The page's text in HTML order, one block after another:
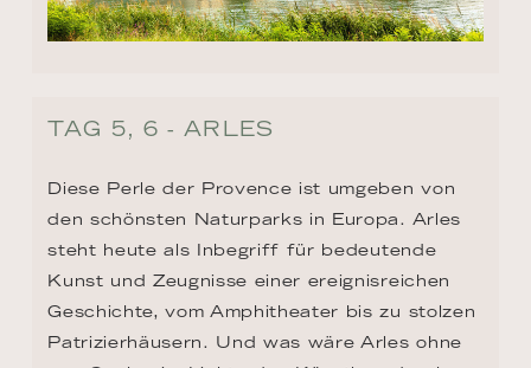
TAG 5, 6 - ARLES
Diese Perle der Provence ist umgeben von
den schönsten Naturparks in Europa. Arles
steht heute als Inbegriff für bedeutende
Kunst und Zeugnisse einer ereignisreichen
Geschichte, vom Amphitheater bis zu stolzen
Patrizierhäusern. Und was wäre Arles ohne